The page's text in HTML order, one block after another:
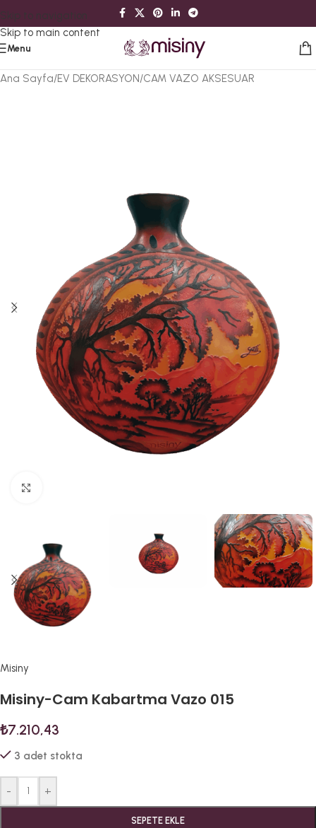
Skip to navigation
Skip to main content
Menu
Ana Sayfa/EV DEKORASYON/CAM VAZO AKSESUAR
Misiny
Misiny-Cam Kabartma Vazo 015
₺7.210,43
3 adet stokta
- +
SEPETE EKLE